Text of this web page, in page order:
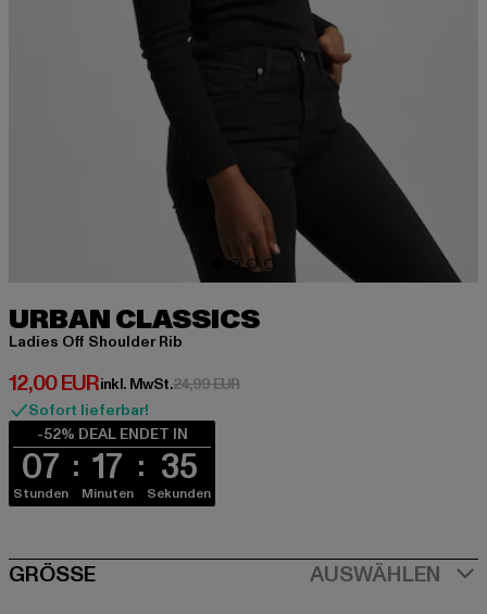
URBAN CLASSICS
Ladies Off Shoulder Rib
12,00 EUR
Derzeitiger Preis: 12,00 EUR
inkl. MwSt.24,99 EURAktionspreis: 24,99 EUR
Sofort lieferbar!
-52% DEAL ENDET IN
07
Stunden
17
Minuten
35
Sekunden
SIZE
GRÖSSE AUSWÄHLEN